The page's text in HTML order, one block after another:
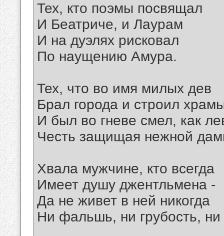
Тех, кто поэмы посвящал
И Беатриче, и Лаурам
И на дуэлях рисковал
По наущению Амура.
Тех, что во имя милых дев
Брал города и строил
И был во гневе смел, как
Честь защищая нежной
Хвала мужчине, кто всегда
Имеет душу джентльмена -
Да не живет в ней никогда
Ни фальшь, ни грубость,